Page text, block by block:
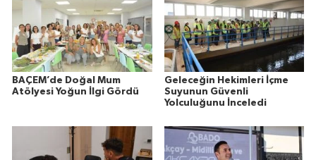
BAÇEM’de Doğal Mum
Atölyesi Yoğun İlgi Gördü
Geleceğin Hekimleri İçme
Suyunun Güvenli
Yolculuğunu İnceledi